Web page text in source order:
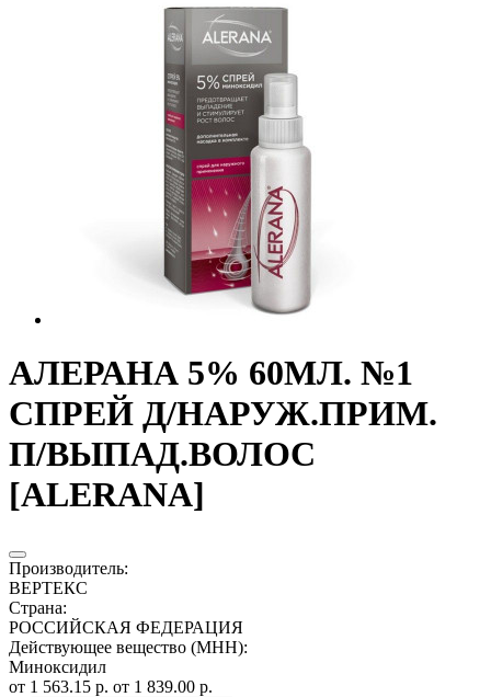
АЛЕРАНА 5% 60МЛ. №1
СПРЕЙ Д/НАРУЖ.ПРИМ.
П/ВЫПАД.ВОЛОС
[ALERANA]
Производитель:
ВЕРТЕКС
Страна:
РОССИЙСКАЯ ФЕДЕРАЦИЯ
Действующее вещество (МНН):
Миноксидил
от 1 563.15 р. от 1 839.00 р.